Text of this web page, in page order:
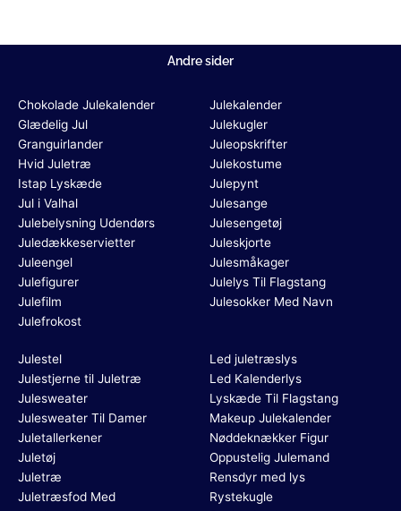
Andre sider
Chokolade Julekalender
Glædelig Jul
Granguirlander
Hvid Juletræ
Istap Lyskæde
Jul i Valhal
Julebelysning Udendørs
Juledækkeservietter
Juleengel
Julefigurer
Julefilm
Julefrokost
Julekalender
Julekugler
Juleopskrifter
Julekostume
Julepynt
Julesange
Julesengetøj
Juleskjorte
Julesmåkager
Julelys Til Flagstang
Julesokker Med Navn
Julestel
Julestjerne til Juletræ
Julesweater
Julesweater Til Damer
Juletallerkener
Juletøj
Juletræ
Juletræsfod Med
Led juletræslys
Led Kalenderlys
Lyskæde Til Flagstang
Makeup Julekalender
Nøddeknækker Figur
Oppustelig Julemand
Rensdyr med lys
Rystekugle